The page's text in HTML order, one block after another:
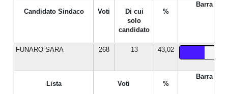
Candidato Sindaco Voti
Di cui
solo
candidato
%
Barra %
FUNARO SARA 268 13 43,02
Lista Voti %
Barra %